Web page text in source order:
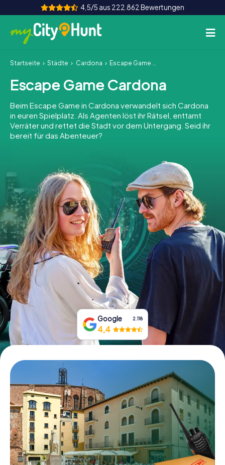
4,5/5 aus 222.862 Bewertungen
So funktioniert's
Städte
Touren
Teamevent
INT AT CH
DE
ES
FR UK
IE
IT
NL
Tickets buchen
Gutscheine bestellen
Startseite Städte Cardona Escape Game Cardona
Escape Game Cardona
Beim Escape Game in Cardona verwandelt sich Cardona
in euren Spielplatz. Als Agenten löst ihr Rätsel, enttarnt
Verräter und rettet die Stadt vor dem Untergang. Seid ihr
bereit für das Abenteuer?
Google 2.118
4,4